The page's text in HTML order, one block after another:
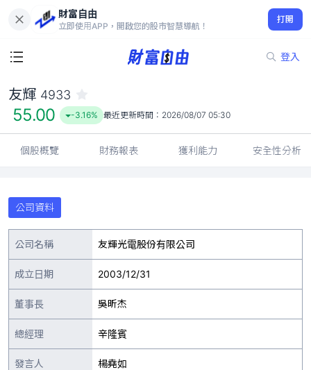
財富自由
立即使用APP，開啟您的股市智慧導航！
打開
登入
55.00
-3.16%
友輝 4933
55.00 -3.16% 最近更新時間： 2026/08/07 05:30
個股概覽 財務報表 獲利能力 安全性分析
公司資料
公司名稱 友輝光電股份有限公司
成立日期 2003/12/31
董事長 吳昕杰
總經理 辛隆賓
發言人 楊堯如